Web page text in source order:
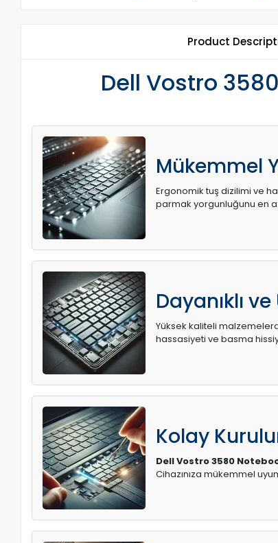
Product
Dell Vostro
Mükemmel
Ergonomik tuş dizilimi ve
parmak yorgunluğunu en
Dayanıklı
Yüksek kaliteli
hassasiyeti ve basma
Kolay
Dell Vostro 3580
Cihazınıza mükemmel